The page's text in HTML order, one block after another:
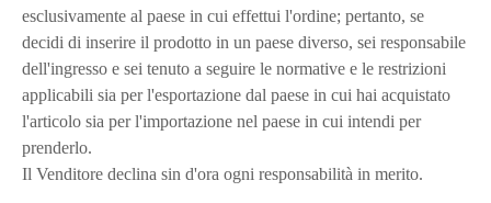
esclusivamente al paese in cui effettui l'ordine; pertanto, se
decidi di inserire il prodotto in un paese diverso, sei responsabile
dell'ingresso e sei tenuto a seguire le normative e le restrizioni
applicabili sia per l'esportazione dal paese in cui hai acquistato
l'articolo sia per l'importazione nel paese in cui intendi per
prenderlo.
Il Venditore declina sin d'ora ogni responsabilità in merito.